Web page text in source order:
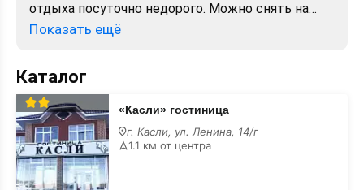
отдыха посуточно недорого. Можно снять на
сутки. Лучшие цены, отзывы, фото, карта.
Показать ещё
Каталог
«Касли»
гостиница
недорого
«Касли» гостиница
г. Касли, ул. Ленина, 14/г
1.1 км от центра